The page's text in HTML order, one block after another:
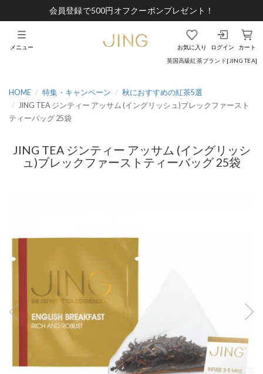
会員登録で500円オフクーポンプレゼント！
英国高級紅茶ブランド[JING TEA]
お気に入り ログイン カート
メニュー
HOME 特集・キャンペーン
秋におすすめの紅茶5選
JING TEA ジンティー アッサム (イングリッシュ)ブレックファースト
ティーバッグ 25袋
JING TEA ジンティー アッサム (イングリッシ
ュ)ブレックファーストティーバッグ 25袋